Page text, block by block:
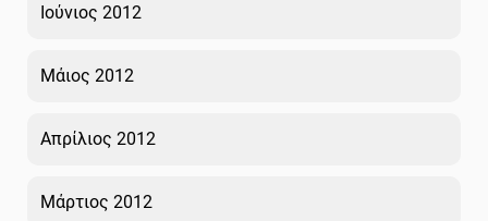
Ιούνιος 2012
Μάιος 2012
Απρίλιος 2012
Μάρτιος 2012